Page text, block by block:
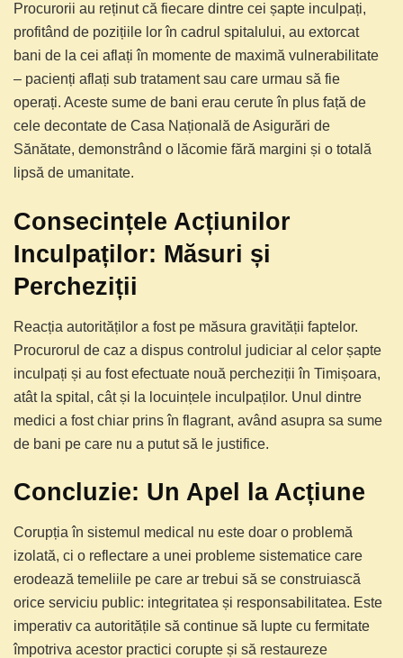
Procurorii au reținut că fiecare dintre cei șapte inculpați,
profitând de pozițiile lor în cadrul spitalului, au extorcat
bani de la cei aflați în momente de maximă vulnerabilitate
– pacienți aflați sub tratament sau care urmau să fie
operați. Aceste sume de bani erau cerute în plus față de
cele decontate de Casa Națională de Asigurări de
Sănătate, demonstrând o lăcomie fără margini și o totală
lipsă de umanitate.
Consecințele Acțiunilor
Inculpaților: Măsuri și
Percheziții
Reacția autorităților a fost pe măsura gravității faptelor.
Procurorul de caz a dispus controlul judiciar al celor șapte
inculpați și au fost efectuate nouă percheziții în Timișoara,
atât la spital, cât și la locuințele inculpaților. Unul dintre
medici a fost chiar prins în flagrant, având asupra sa sume
de bani pe care nu a putut să le justifice.
Concluzie: Un Apel la Acțiune
Corupția în sistemul medical nu este doar o problemă
izolată, ci o reflectare a unei probleme sistematice care
erodează temeliile pe care ar trebui să se construiască
orice serviciu public: integritatea și responsabilitatea. Este
imperativ ca autoritățile să continue să lupte cu fermitate
împotriva acestor practici corupte și să restaureze